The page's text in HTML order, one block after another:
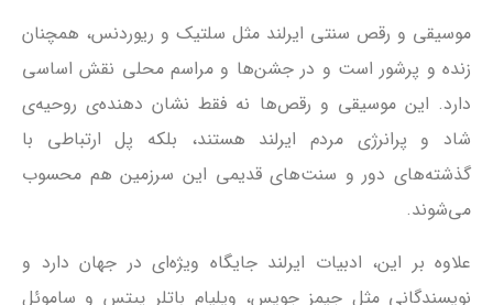
موسیقی و رقص سنتی ایرلند مثل سلتیک و ریوردنس، همچنان
زنده و پرشور است و در جشن‌ها و مراسم محلی نقش اساسی
دارد. این موسیقی و رقص‌ها نه فقط نشان دهنده‌ی روحیه‌ی
شاد و پرانرژی مردم ایرلند هستند، بلکه پل ارتباطی با
گذشته‌های دور و سنت‌های قدیمی این سرزمین هم محسوب
می‌شوند.
علاوه بر این، ادبیات ایرلند جایگاه ویژه‌ای در جهان دارد و
نویسندگانی مثل جیمز جویس، ویلیام باتلر ییتس و ساموئل